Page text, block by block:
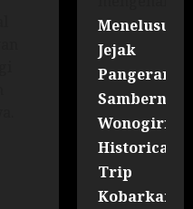
Menelusuri
Jejak
Pangeran
Wonogiri
Historical
Trip
Kobarkan